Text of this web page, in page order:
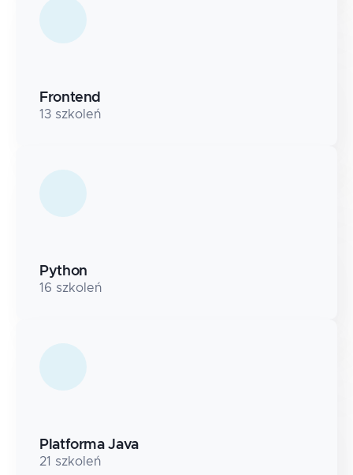
Frontend
13 szkoleń
Python
16 szkoleń
Platforma Java
21 szkoleń